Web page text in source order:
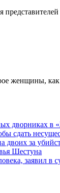
женщины,
дворниках
сдать
за
Шестуна
заявил в